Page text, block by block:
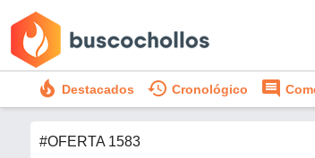
local_fire_department Destacados history Cronológico comment
#OFERTA 1583